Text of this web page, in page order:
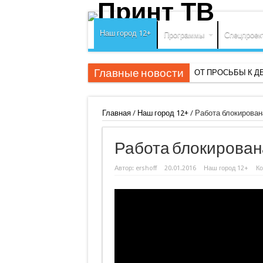
Наш город 12+ Программы
Главные новости ОТ ПРОСЬБЫ К
Главная/ Наш город 12+/ Работа
Работа
Автор: ershoff 20.01.2016 Наш город 12+